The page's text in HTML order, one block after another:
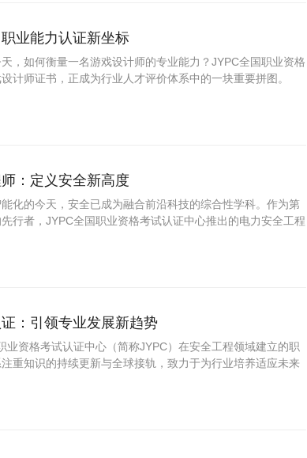
业能力认证新坐标
，如何衡量一名游戏设计师的专业能力？JYPC全国职业资格
计师证书，正成为行业人才评价体系中的一块重要拼图。
：定义安全新高度
化的今天，安全已成为融合前沿科技的综合性学科。作为第
行者，JYPC全国职业资格考试认证中心推出的电力安全工程
：引领专业发展新趋势
业资格考试认证中心（简称JYPC）在安全工程领域建立的职
重知识的持续更新与全球接轨，致力于为行业培养适应未来